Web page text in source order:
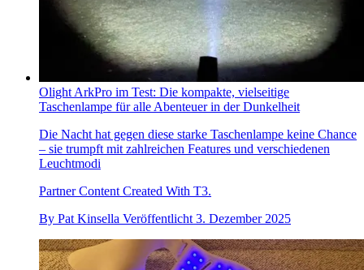
Olight ArkPro im Test: Die kompakte, vielseitige
Taschenlampe für alle Abenteuer in der Dunkelheit
Die Nacht hat gegen diese starke Taschenlampe keine Chance
– sie trumpft mit zahlreichen Features und verschiedenen
Leuchtmodi
Partner Content Created With T3.
By Pat Kinsella Veröffentlicht 3. Dezember 2025